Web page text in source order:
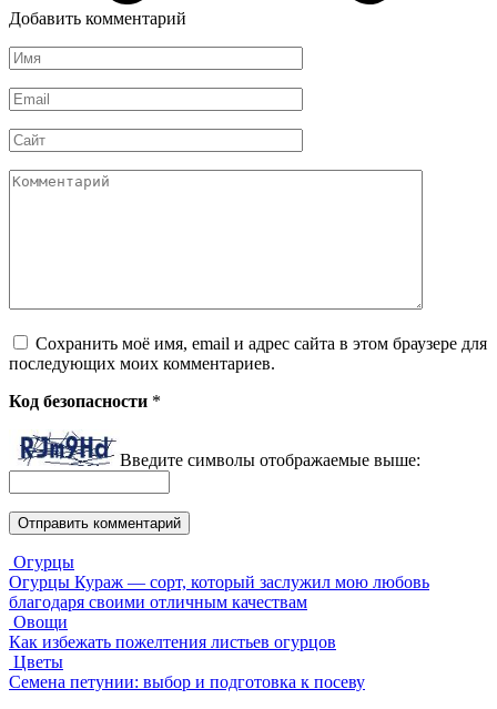
Добавить комментарий
Имя
*
Email
*
Сайт
Комментарий
Сохранить моё имя, email и адрес сайта в этом браузере для
последующих моих комментариев.
Код безопасности *
Введите символы отображаемые выше:
Огурцы
Огурцы Кураж — сорт, который заслужил мою любовь
благодаря своими отличным качествам
Овощи
Как избежать пожелтения листьев огурцов
Цветы
Семена петунии: выбор и подготовка к посеву